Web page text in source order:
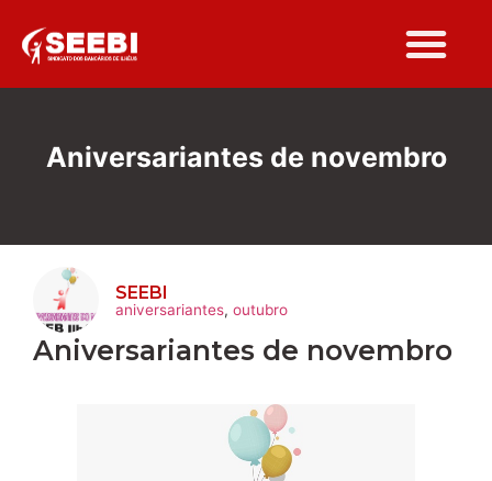
Aniversariantes de novembro
SEEBI
aniversariantes, outubro
Aniversariantes de novembro